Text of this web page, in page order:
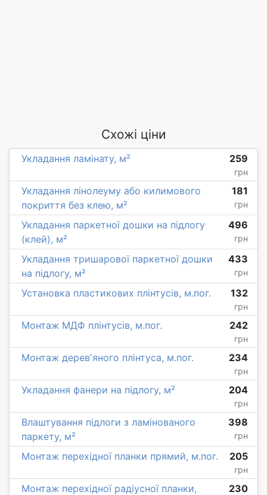
Схожі ціни
Укладання ламінату, м² 259
грн
Укладання лінолеуму або килимового
покриття без клею, м²
181
грн
Укладання паркетної дошки на підлогу
(клей), м²
496
грн
Укладання тришарової паркетної дошки
на підлогу, м²
433
грн
Установка пластикових плінтусів, м.пог. 132
грн
Монтаж МДФ плінтусів, м.пог. 242
грн
Монтаж дерев'яного плінтуса, м.пог. 234
грн
Укладання фанери на підлогу, м² 204
грн
Влаштування підлоги з ламінованого
паркету, м²
398
грн
Монтаж перехідної планки прямий, м.пог. 205
грн
Монтаж перехідної радіусної планки,
230